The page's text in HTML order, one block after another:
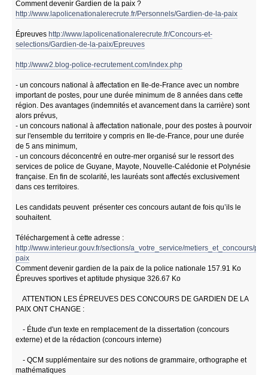
Comment devenir Gardien de la paix ?
http://www.lapolicenationalerecrute.fr/Personnels/Gardien-de-la-paix
Épreuves http://www.lapolicenationalerecrute.fr/Concours-et-
selections/Gardien-de-la-paix/Epreuves
http://www2.blog-police-recrutement.com/index.php
- un concours national à affectation en Ile-de-France avec un nombre
important de postes, pour une durée minimum de 8 années dans cette
région. Des avantages (indemnités et avancement dans la carrière) sont
alors prévus,
- un concours national à affectation nationale, pour des postes à pourvoir
sur l'ensemble du territoire y compris en Ile-de-France, pour une durée
de 5 ans minimum,
- un concours déconcentré en outre-mer organisé sur le ressort des
services de police de Guyane, Mayote, Nouvelle-Calédonie et Polynésie
française. En fin de scolarité, les lauréats sont affectés exclusivement
dans ces territoires.
Les candidats peuvent présenter ces concours autant de fois qu’ils le
souhaitent.
Téléchargement à cette adresse :
http://www.interieur.gouv.fr/sections/a_votre_service/metiers_et_concours/
paix
Comment devenir gardien de la paix de la police nationale 157.91 Ko
Épreuves sportives et aptitude physique 326.67 Ko
ATTENTION LES ÉPREUVES DES CONCOURS DE GARDIEN DE LA
PAIX ONT CHANGE :
- Étude d'un texte en remplacement de la dissertation (concours
externe) et de la rédaction (concours interne)
- QCM supplémentaire sur des notions de grammaire, orthographe et
mathématiques